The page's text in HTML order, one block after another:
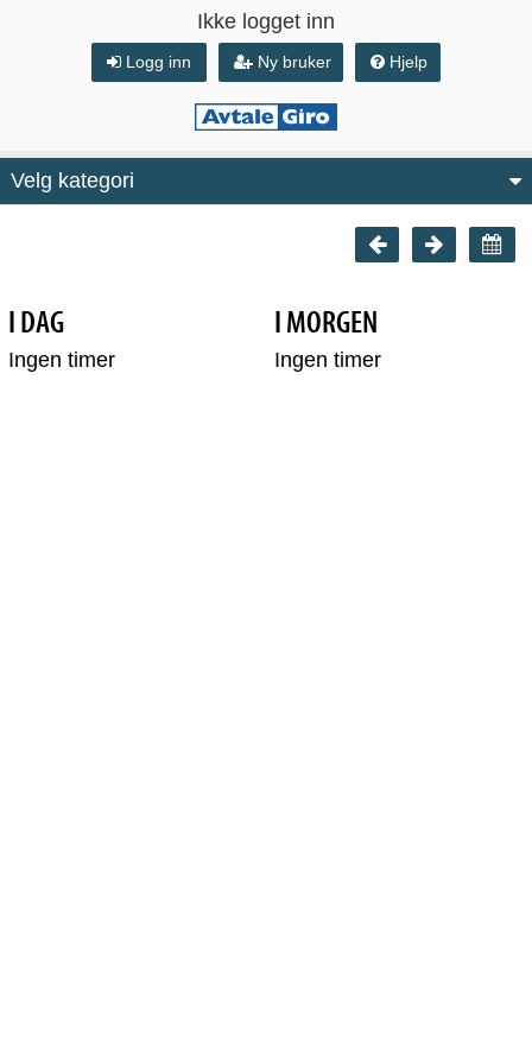
Ikke logget inn
Logg inn Ny bruker Hjelp
Velg kategori
I DAG
Ingen timer
I MORGEN
Ingen timer